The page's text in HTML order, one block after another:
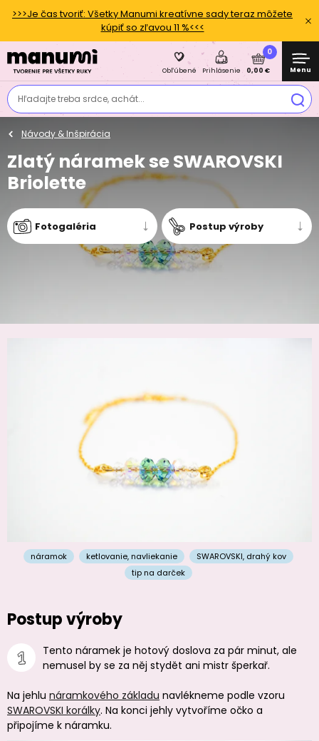
>>>Je čas tvoriť: Všetky Manumi kreatívne sady teraz môžete
kúpiť so zľavou 11 %<<<
Hľadajte treba srdce, achát...
Obľúbené Prihlásenie
0
0,00 € Menu
Návody & Inšpirácia
Zlatý náramek se SWAROVSKI
Briolette
Fotogaléria Postup výroby
náramok ketlovanie, navliekanie SWAROVSKI, drahý kov
tip na darček
Postup výroby
Tento náramek je hotový doslova za pár minut, ale
nemusel by se za něj stydět ani mistr šperkař.
Na jehlu náramkového základu navlékneme podle vzoru
SWAROVSKI korálky. Na konci jehly vytvoříme očko a
připojíme k náramku.